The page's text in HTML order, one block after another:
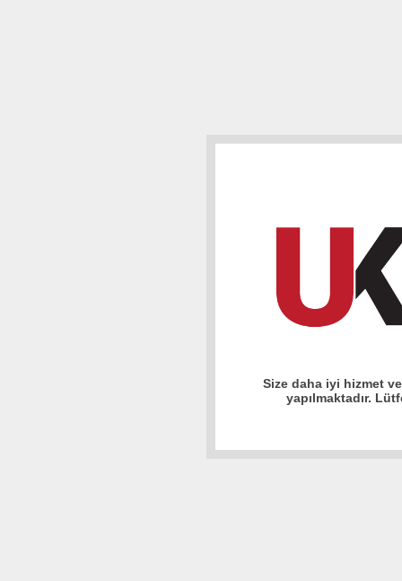
Size daha iyi hizmet
yapılmaktadır.